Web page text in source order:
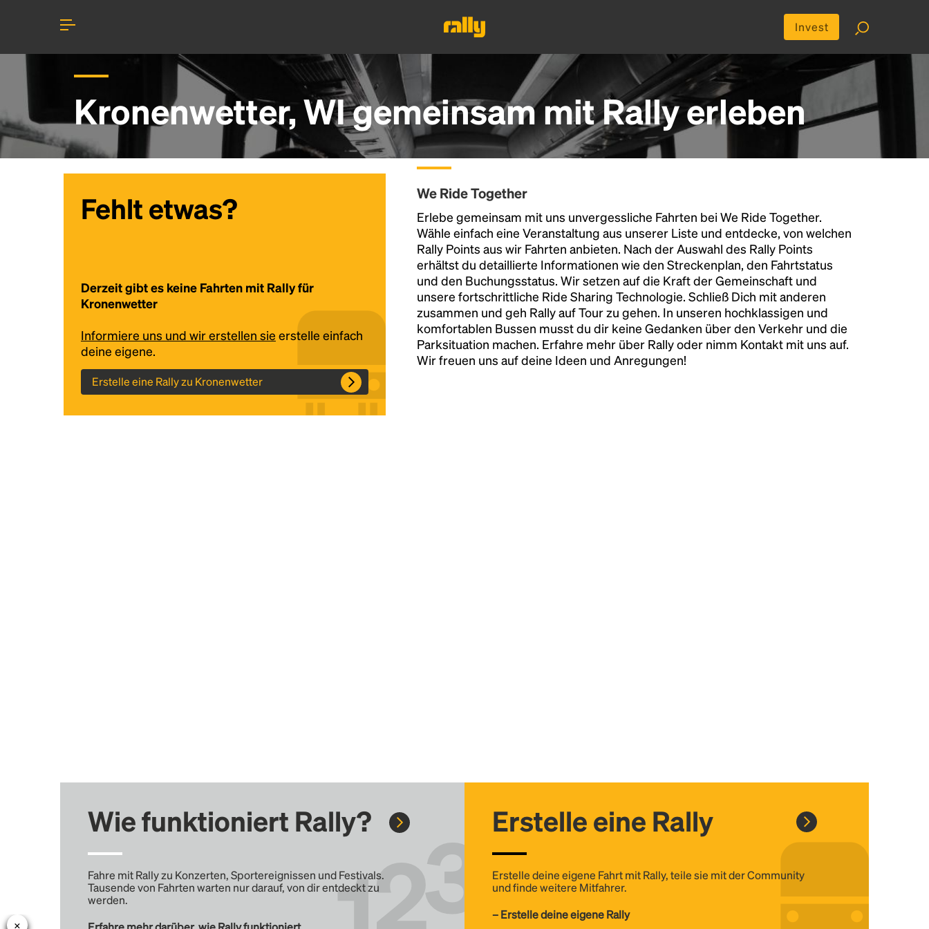
Invest
Kronenwetter, WI gemeinsam mit Rally erleben
Fehlt etwas?
Derzeit gibt es keine Fahrten mit Rally für
Kronenwetter
Informiere uns und wir erstellen sie erstelle einfach
deine eigene.
Erstelle eine Rally zu Kronenwetter
We Ride Together
Erlebe gemeinsam mit uns unvergessliche Fahrten bei We Ride Together.
Wähle einfach eine Veranstaltung aus unserer Liste und entdecke, von welchen
Rally Points aus wir Fahrten anbieten. Nach der Auswahl des Rally Points
erhältst du detaillierte Informationen wie den Streckenplan, den Fahrtstatus
und den Buchungsstatus. Wir setzen auf die Kraft der Gemeinschaft und
unsere fortschrittliche Ride Sharing Technologie. Schließ Dich mit anderen
zusammen und geh Rally auf Tour zu gehen. In unseren hochklassigen und
komfortablen Bussen musst du dir keine Gedanken über den Verkehr und die
Parksituation machen. Erfahre mehr über Rally oder nimm Kontakt mit uns auf.
Wir freuen uns auf deine Ideen und Anregungen!
Wie funktioniert Rally?
Fahre mit Rally zu Konzerten, Sportereignissen und Festivals.
Tausende von Fahrten warten nur darauf, von dir entdeckt zu
werden.
Erstelle eine Rally
Erstelle deine eigene Fahrt mit Rally, teile sie mit der Community
und finde weitere Mitfahrer.
– Erstelle deine eigene Rally
Headline
Lorem Ipsum is simply dummy text of the
printing and typesetting industry.